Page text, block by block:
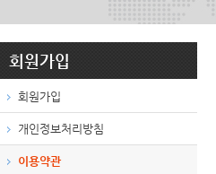
회원가입
회원가입
개인정보처리방침
이용약관